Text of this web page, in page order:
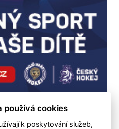
používá cookies
k poskytování služeb,